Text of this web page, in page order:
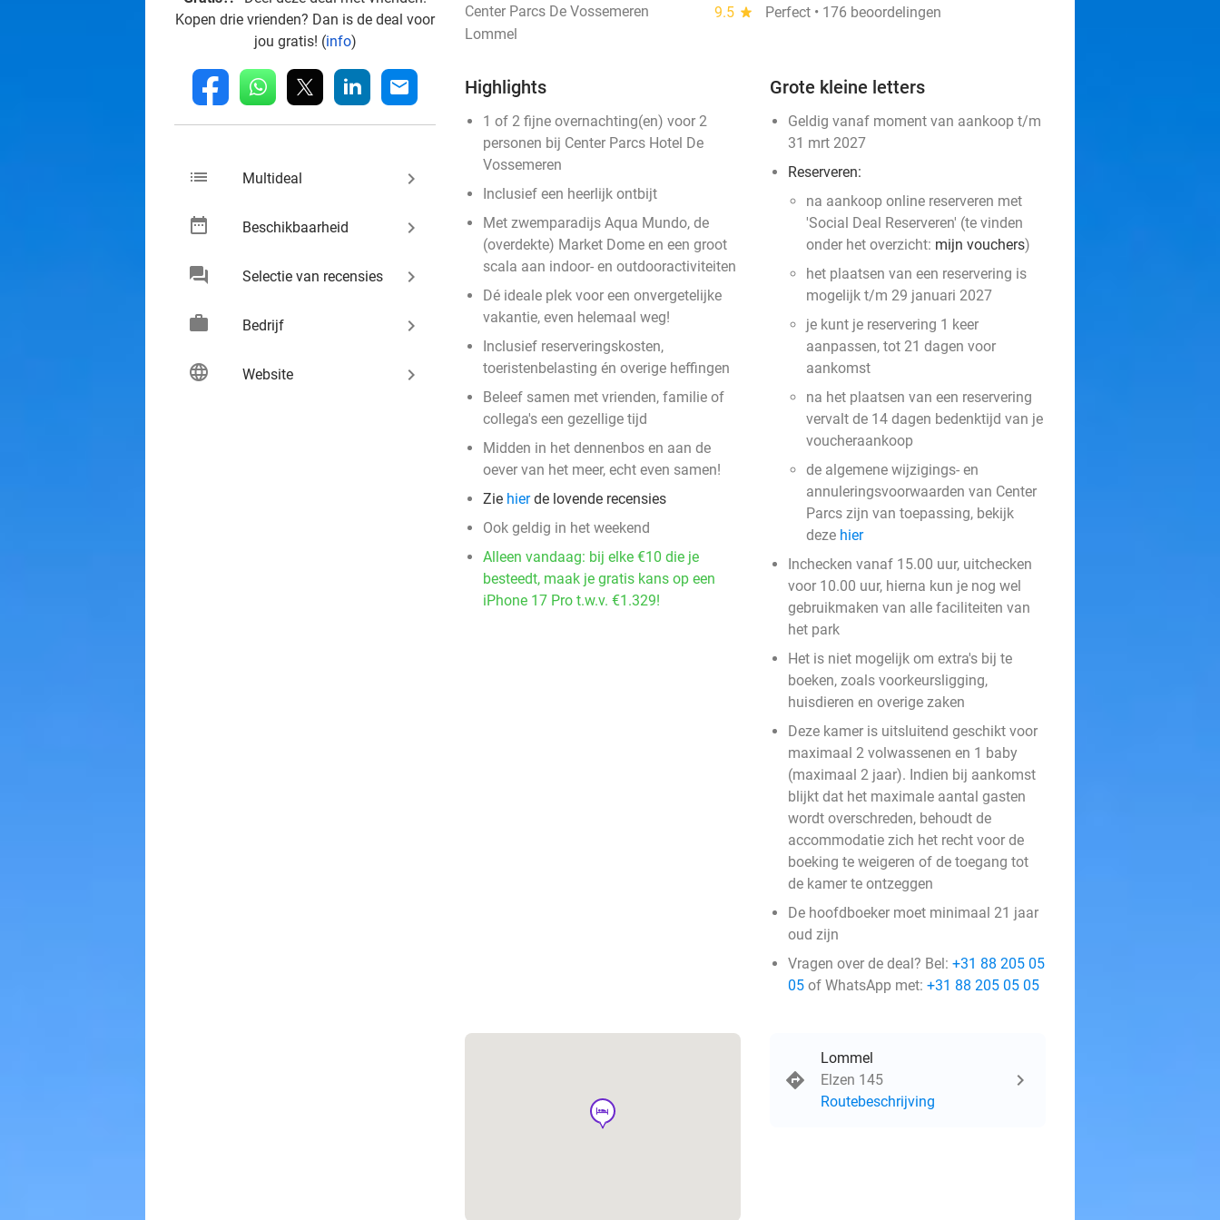
Kopen drie vrienden? Dan is de deal voor
jou gratis! (info)
fb whatsapp linkedin mail
list Multideal keyboard_arrow_right
date_range Beschikbaarheid keyboard_arrow_right
chat Selectie van recensies keyboard_arrow_right
work Bedrijf keyboard_arrow_right
language Website keyboard_arrow_right
Center Parcs De Vossemeren 9.5 star
Perfect • 176 beoordelingen
Lommel
Highlights
1 of 2 fijne overnachting(en) voor 2
personen bij Center Parcs Hotel De
Vossemeren
Inclusief een heerlijk ontbijt
Met zwemparadijs Aqua Mundo, de
(overdekte) Market Dome en een groot
scala aan indoor- en outdooractiviteiten
Dé ideale plek voor een onvergetelijke
vakantie, even helemaal weg!
Inclusief reserveringskosten,
toeristenbelasting én overige heffingen
Beleef samen met vrienden, familie of
collega's een gezellige tijd
Midden in het dennenbos en aan de
oever van het meer, echt even samen!
Zie hierde lovende recensies
Ook geldig in het weekend
Alleen vandaag: bij elke €10 die je
besteedt, maak je gratis kans op een
iPhone 17 Pro t.w.v. €1.329!
Grote kleine letters
Geldig vanaf moment van aankoop t/m
31 mrt 2027
Reserveren:
na aankoop online reserveren met
'Social Deal Reserveren' (te vinden
onder het overzicht: mijn vouchers)
het plaatsen van een reservering is
mogelijk t/m 29 januari 2027
je kunt je reservering 1 keer
aanpassen, tot 21 dagen voor
aankomst
na het plaatsen van een reservering
vervalt de 14 dagen bedenktijd van je
voucheraankoop
de algemene wijzigings- en
annuleringsvoorwaarden van Center
Parcs zijn van toepassing, bekijk
deze hier
Inchecken vanaf 15.00 uur, uitchecken
voor 10.00 uur, hierna kun je nog wel
gebruikmaken van alle faciliteiten van
het park
Het is niet mogelijk om extra's bij te
boeken, zoals voorkeursligging,
huisdieren en overige zaken
Deze kamer is uitsluitend geschikt voor
maximaal 2 volwassenen en 1 baby
(maximaal 2 jaar). Indien bij aankomst
blijkt dat het maximale aantal gasten
wordt overschreden, behoudt de
accommodatie zich het recht voor de
boeking te weigeren of de toegang tot
de kamer te ontzeggen
De hoofdboeker moet minimaal 21 jaar
oud zijn
Vragen over de deal? Bel: +31 88 205 05
05 of WhatsApp met: +31 88 205 05 05
hotel
Lommel
Elzen 145
Routebeschrijving